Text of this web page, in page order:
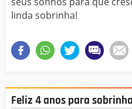
linda sobrinha!
Feliz 4 anos para